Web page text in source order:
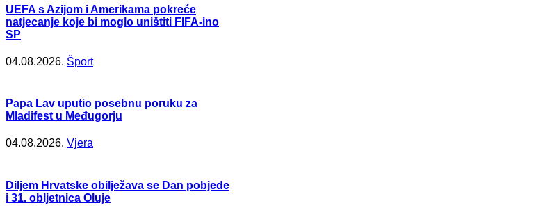
UEFA s Azijom i Amerikama pokreće
natjecanje koje bi moglo uništiti FIFA-ino
SP
04.08.2026. Šport
Papa Lav uputio posebnu poruku za
Mladifest u Međugorju
04.08.2026. Vjera
Diljem Hrvatske obilježava se Dan pobjede
i 31. obljetnica Oluje